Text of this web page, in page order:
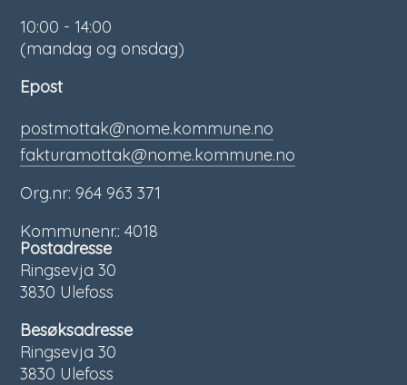
10:00 - 14:00
(mandag og onsdag)
Epost
postmottak@nome.kommune.no
fakturamottak@nome.kommune.no
Org.nr: 964 963 371
Kommunenr.: 4018
Postadresse
Ringsevja 30
3830 Ulefoss
Besøksadresse
Ringsevja 30
3830 Ulefoss